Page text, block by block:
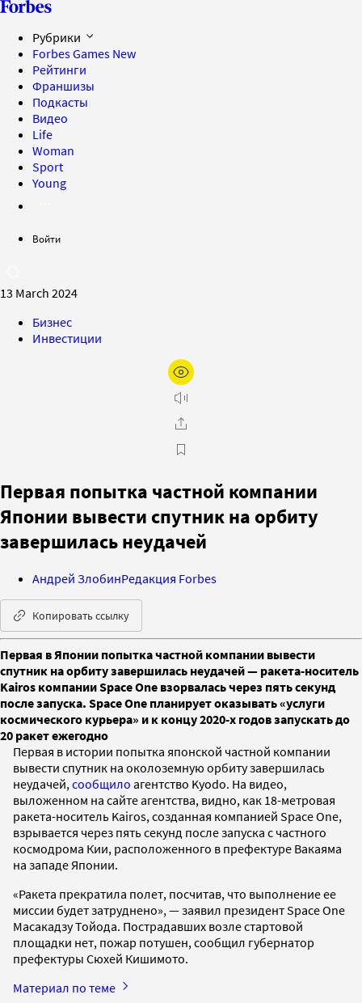
Рубрики
Forbes Games New
Рейтинги
Франшизы
Подкасты
Видео
Life
Woman
Sport
Young
Войти
13 March 2024
Бизнес
Инвестиции
Первая попытка частной компании
Японии вывести спутник на орбиту
завершилась неудачей
Андрей ЗлобинРедакция Forbes
Копировать ссылку
Первая в Японии попытка частной компании вывести
спутник на орбиту завершилась неудачей — ракета-носитель
Kairos компании Space One взорвалась через пять секунд
после запуска. Space One планирует оказывать «услуги
космического курьера» и к концу 2020-х годов запускать до
20 ракет ежегодно
Первая в истории попытка японской частной компании
вывести спутник на околоземную орбиту завершилась
неудачей, сообщило агентство Kyodo. На видео,
выложенном на сайте агентства, видно, как 18-метровая
ракета-носитель Kairos, созданная компанией Space One,
взрывается через пять секунд после запуска с частного
космодрома Кии, расположенного в префектуре Вакаяма
на западе Японии.
«Ракета прекратила полет, посчитав, что выполнение ее
миссии будет затруднено», — заявил президент Space One
Масакадзу Тойода. Пострадавших возле стартовой
площадки нет, пожар потушен, сообщил губернатор
префектуры Сюхей Кишимото.
Материал по теме